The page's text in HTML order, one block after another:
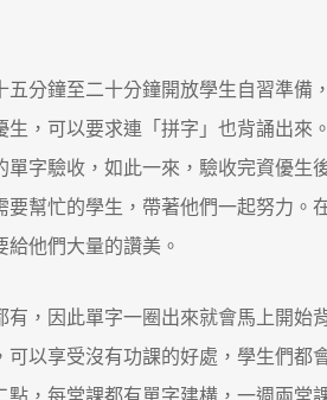
分鐘至二十分鐘開放學生自習準備
，可以要求連「拼字」也背誦出來
字驗收，如此一來，驗收完資優生
幫忙的學生，帶著他們一起努力。
他們大量的讚美。
，因此單字一圈出來就會馬上開始
可以享受沒有功課的好處，學生們都
，每堂課都有單字建構，一週兩堂